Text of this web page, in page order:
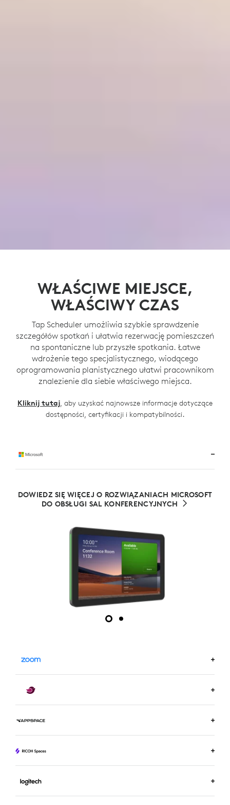
WŁAŚCIWE MIEJSCE,
WŁAŚCIWY CZAS
Tap Scheduler umożliwia szybkie sprawdzenie
szczegółów spotkań i ułatwia rezerwację pomieszczeń
na spontaniczne lub przyszłe spotkania. Łatwe
wdrożenie tego specjalistycznego, wiodącego
oprogramowania planistycznego ułatwi pracownikom
znalezienie dla siebie właściwego miejsca.
Kliknij tutaj, aby uzyskać najnowsze informacje dotyczące
dostępności, certyfikacji i kompatybilności.
DOWIEDZ SIĘ WIĘCEJ O ROZWIĄZANIACH MICROSOFT
DO OBSŁUGI SAL KONFERENCYJNYCH